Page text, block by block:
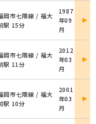
岡市七隈線 / 福大
駅 15分
1987
年09
月
詳
岡市七隈線 / 福大
駅 11分
2012
年03
月
詳
岡市七隈線 / 福大
駅 10分
2001
年03
月
詳